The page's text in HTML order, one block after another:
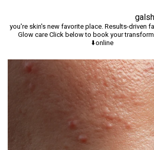
you're skin's new favorite place.Results-driven
Glow careClick below to book your
online⬇️